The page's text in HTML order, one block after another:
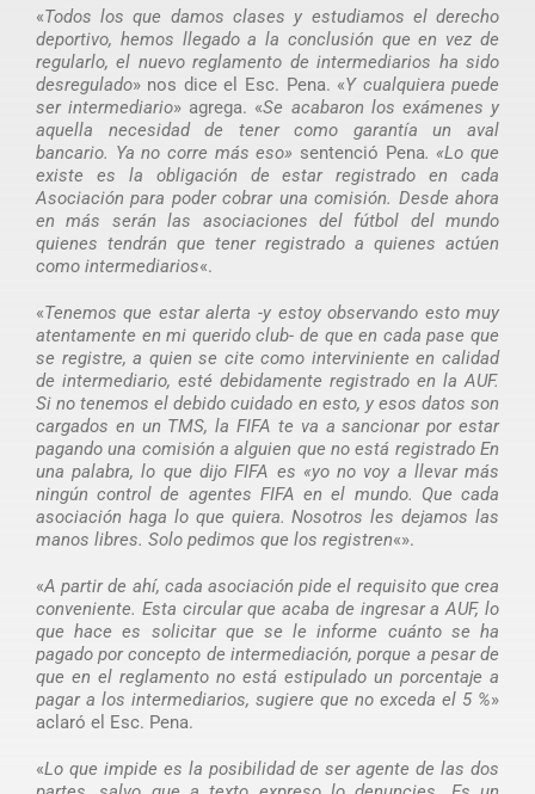
«Todos los que damos clases y estudiamos el derecho
deportivo, hemos llegado a la conclusión que en vez de
regularlo, el nuevo reglamento de intermediarios ha sido
desregulado» nos dice el Esc. Pena. «Y cualquiera puede
ser intermediario» agrega. «Se acabaron los exámenes y
aquella necesidad de tener como garantía un aval
bancario. Ya no corre más eso» sentenció Pena. «Lo que
existe es la obligación de estar registrado en cada
Asociación para poder cobrar una comisión. Desde ahora
en más serán las asociaciones del fútbol del mundo
quienes tendrán que tener registrado a quienes actúen
como intermediarios«.
«Tenemos que estar alerta -y estoy observando esto muy
atentamente en mi querido club- de que en cada pase que
se registre, a quien se cite como interviniente en calidad
de intermediario, esté debidamente registrado en la AUF.
Si no tenemos el debido cuidado en esto, y esos datos son
cargados en un TMS, la FIFA te va a sancionar por estar
pagando una comisión a alguien que no está registrado En
una palabra, lo que dijo FIFA es «yo no voy a llevar más
ningún control de agentes FIFA en el mundo. Que cada
asociación haga lo que quiera. Nosotros les dejamos las
manos libres. Solo pedimos que los registren«».
«A partir de ahí, cada asociación pide el requisito que crea
conveniente. Esta circular que acaba de ingresar a AUF, lo
que hace es solicitar que se le informe cuánto se ha
pagado por concepto de intermediación, porque a pesar de
que en el reglamento no está estipulado un porcentaje a
pagar a los intermediarios, sugiere que no exceda el 5 %»
aclaró el Esc. Pena.
«Lo que impide es la posibilidad de ser agente de las dos